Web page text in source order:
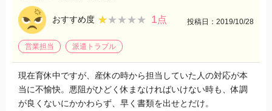
おすすめ度 ★★★★★
★★★★★ 1点 投稿日：2019/10/28
営業担当 派遣トラブル
現在育休中ですが、産休の時から担当していた人の対応が本
当に不愉快。悪阻がひどく休まなければいけない時も、体調
が良くないにかかわらず、早く書類を出せとだけ。